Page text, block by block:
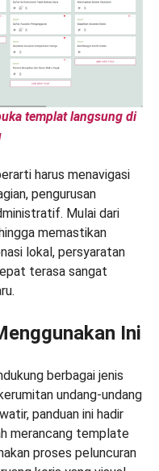
templat langsung di
harus menavigasi
pengurusan
Mulai dari
memastikan
lokal, persyaratan
terasa sangat
Ini
berbagai jenis
undang-undang
panduan ini hadir
merancang template
proses peluncuran